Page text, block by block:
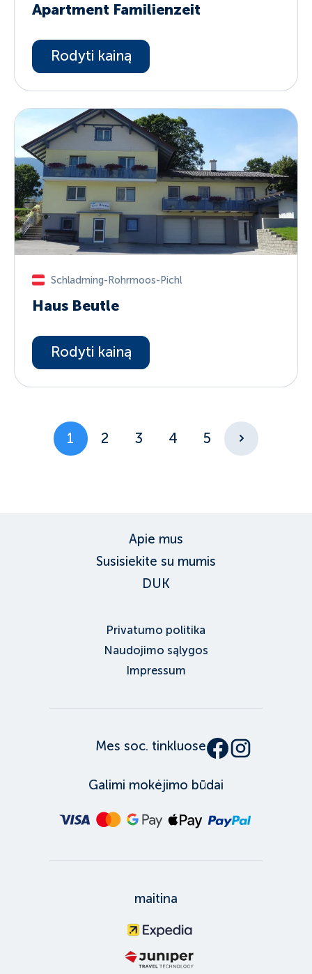
Apartment Familienzeit
Rodyti kainą
Schladming-Rohrmoos-Pichl
Haus Beutle
Rodyti kainą
1 2 3 4 5
Apie mus
Susisiekite su mumis
DUK
Privatumo politika
Naudojimo sąlygos
Impressum
Mes soc. tinkluose
Galimi mokėjimo būdai
maitina